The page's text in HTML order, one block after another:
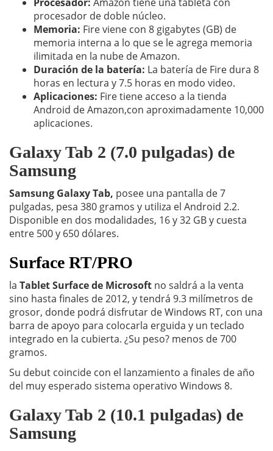
procesador de doble núcleo.
Memoria: Fire viene con 8 gigabytes (GB) de
memoria interna a lo que se le agrega memoria
ilimitada en la nube de Amazon.
Duración de la batería: La batería de Fire dura 8
horas en lectura y 7.5 horas en modo video.
Aplicaciones: Fire tiene acceso a la tienda
Android de Amazon,con aproximadamente 10,000
aplicaciones.
Galaxy Tab 2 (7.0 pulgadas) de
Samsung
Samsung Galaxy Tab, posee una pantalla de 7
pulgadas, pesa 380 gramos y utiliza el Android 2.2.
Disponible en dos modalidades, 16 y 32 GB y cuesta
entre 500 y 650 dólares.
Surface RT/PRO
la Tablet Surface de Microsoft no saldrá a la venta
sino hasta finales de 2012, y tendrá 9.3 milímetros de
grosor, donde podrá disfrutar de Windows RT, con una
barra de apoyo para colocarla erguida y un teclado
integrado en la cubierta. ¿Su peso? menos de 700
gramos.
Su debut coincide con el lanzamiento a finales de año
del muy esperado sistema operativo Windows 8.
Galaxy Tab 2 (10.1 pulgadas) de
Samsung